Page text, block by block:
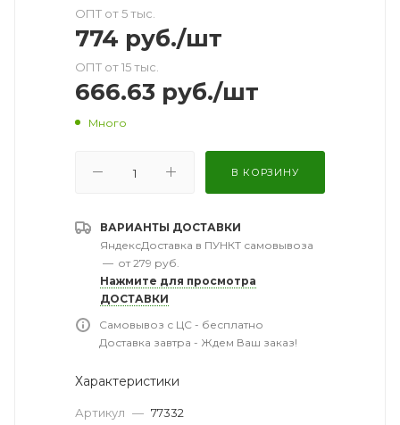
ОПТ от 5 тыс.
774 руб./шт
ОПТ от 15 тыс.
666.63 руб./шт
Много
В КОРЗИНУ
ВАРИАНТЫ ДОСТАВКИ
ЯндексДоставка в ПУНКТ самовывоза
— от 279 руб.
Нажмите для просмотра
ДОСТАВКИ
Самовывоз с ЦС - бесплатно
Доставка завтра - Ждем Ваш заказ!
Характеристики
Артикул — 77332